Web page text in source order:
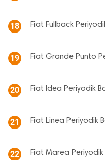
18 Fiat Fullback
19 Fiat Grande Punto
20 Fiat Idea Periyodik
21 Fiat Linea Periyodik
22 Fiat Marea Periyodik